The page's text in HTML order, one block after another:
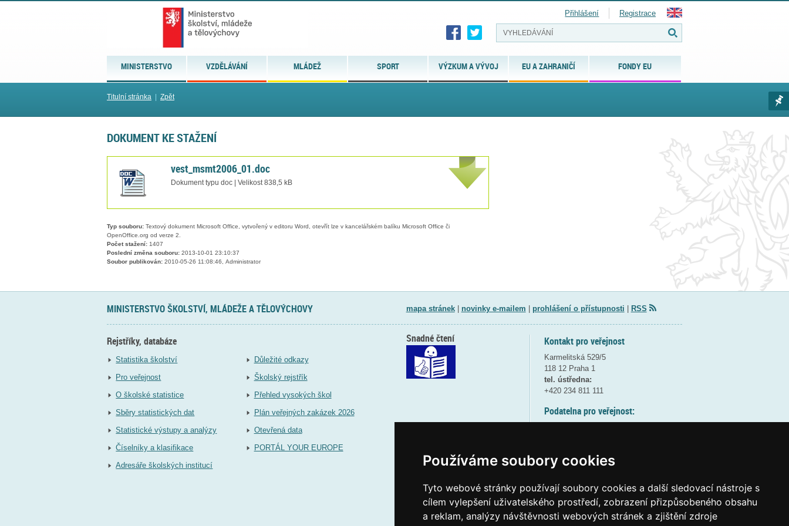
Používáme soubory cookies
Tyto webové stránky používají soubory cookies a další sledovací nástroje s
cílem vylepšení uživatelského prostředí, zobrazení přizpůsobeného obsahu
a reklam, analýzy návštěvnosti webových stránek a zjištění zdroje
MINISTERSTVO VZDĚLÁVÁNÍ MLÁDEŽ SPORT VÝZKUM A VÝVOJ EU A ZAHRANIČÍ FONDY EU
Přihlášení Registrace
Titulní stránka Zpět
DOKUMENT KE STAŽENÍ
vest_msmt2006_01.doc
Dokument typu doc | Velikost 838,5 kB
Typ souboru: Textový dokument Microsoft Office, vytvořený v editoru Word, otevřít lze v kancelářském balíku Microsoft Office či
OpenOffice.org od verze 2.
Počet stažení: 1407
Poslední změna souboru: 2013-10-01 23:10:37
Soubor publikován: 2010-05-26 11:08:46, Administrator
MINISTERSTVO ŠKOLSTVÍ, MLÁDEŽE A TĚLOVÝCHOVY mapa stránek| novinky e-mailem prohlášení o přístupnosti RSS
Rejstříky, databáze
Statistika školství
Pro veřejnost
O školské statistice
Sběry statistických dat
Statistické výstupy a analýzy
Číselníky a klasifikace
Adresáře školských institucí
Důležité odkazy
Školský rejstřík
Přehled vysokých škol
Plán veřejných zakázek 2026
Otevřená data
PORTÁL YOUR EUROPE
Kontakt pro veřejnost
Karmelitská 529/5
118 12 Praha 1
tel. ústředna:
+420 234 811 111
Podatelna pro veřejnost:
(více informací
Elektronická podatelna:
posta@msmtgov cz
Snadné čtení